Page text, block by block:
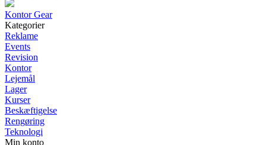
Kontor Gear
Kategorier
Reklame
Events
Revision
Kontor
Lejemål
Lager
Kurser
Beskæftigelse
Rengøring
Teknologi
Min konto